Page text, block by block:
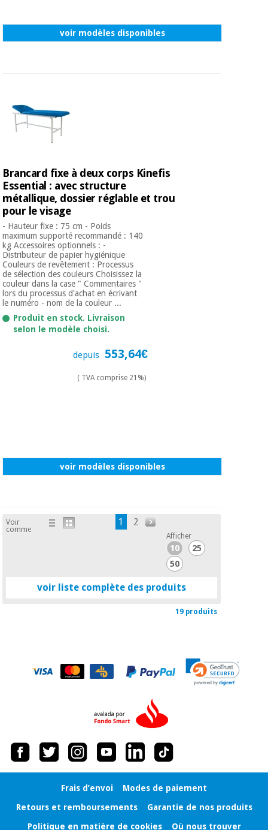
voir modèles disponibles
Brancard fixe à deux corps Kinefis
Essential : avec structure
métallique, dossier réglable et trou
pour le visage
- Hauteur fixe : 75 cm - Poids
maximum supporté recommandé : 140
kg Accessoires optionnels : -
Distributeur de papier hygiénique
Couleurs de revêtement : Processus
de sélection des couleurs Choisissez la
couleur dans la case " Commentaires "
lors du processus d'achat en écrivant
le numéro - nom de la couleur ...
Produit en stock. Livraison
selon le modèle choisi.
depuis 553,64€
( TVA comprise 21%)
voir modèles disponibles
Voir
comme
1 2
Afficher
10
25
50
voir liste complète des produits
19 produits
Frais d’envoi
Modes de paiement
Retours et remboursements
Garantie de nos produits
Politique en matière de cookies
Où nous trouver